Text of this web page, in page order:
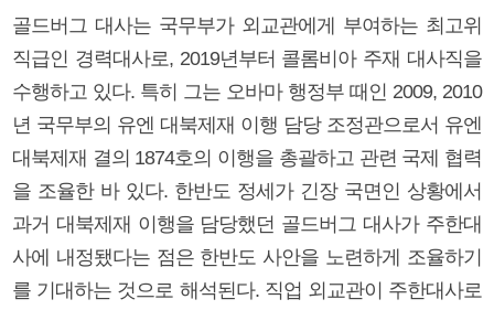
골드버그 대사는 국무부가 외교관에게 부여하는 최고위
직급인 경력대사로, 2019년부터 콜롬비아 주재 대사직을
수행하고 있다. 특히 그는 오바마 행정부 때인 2009, 2010
년 국무부의 유엔 대북제재 이행 담당 조정관으로서 유엔
대북제재 결의 1874호의 이행을 총괄하고 관련 국제 협력
을 조율한 바 있다. 한반도 정세가 긴장 국면인 상황에서
과거 대북제재 이행을 담당했던 골드버그 대사가 주한대
사에 내정됐다는 점은 한반도 사안을 노련하게 조율하기
를 기대하는 것으로 해석된다. 직업 외교관이 주한대사로